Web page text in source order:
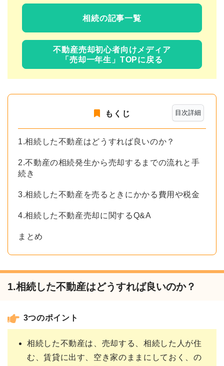
相続の記事一覧
不動産売却初心者向けメディア
「売却一年生」TOPに戻る
目次詳細
もくじ
1.相続した不動産はどうすれば良いのか？
2.不動産の相続発生から売却するまでの流れと手
続き
3.相続した不動産を売るときにかかる費用や税金
4.相続した不動産売却に関するQ&A
まとめ
1.相続した不動産はどうすれば良いのか？
3つのポイント
相続した不動産は、売却する、相続した人が住
む、賃貸に出す、空き家のままにしておく、の